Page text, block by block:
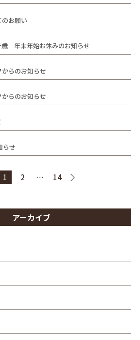
お願い
歳 年末年始お休みのお知らせ
らのお知らせ
らのお知らせ
らせ
1 2 … 14
アーカイブ